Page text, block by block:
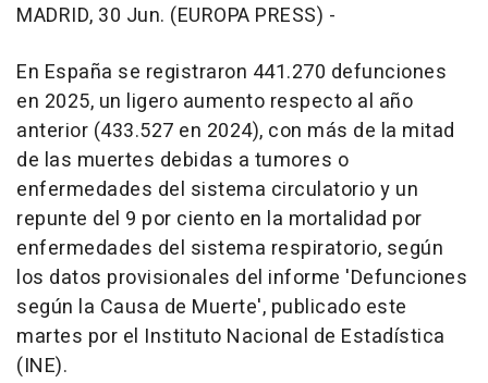
MADRID, 30 Jun. (EUROPA PRESS) -
En España se registraron 441.270 defunciones
en 2025, un ligero aumento respecto al año
anterior (433.527 en 2024), con más de la mitad
de las muertes debidas a tumores o
enfermedades del sistema circulatorio y un
repunte del 9 por ciento en la mortalidad por
enfermedades del sistema respiratorio, según
los datos provisionales del informe 'Defunciones
según la Causa de Muerte', publicado este
martes por el Instituto Nacional de Estadística
(INE).